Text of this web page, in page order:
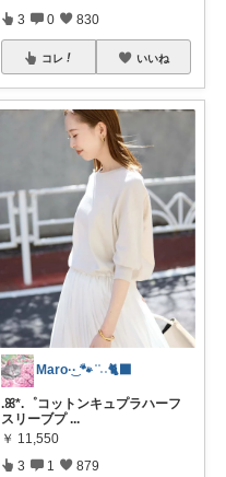
3 0 830
コレ いいね
Maro·͜· 🐾 ͗ ͗˒˒🐈‍⬛
.ꕤ*.゜コットンキュプラハーフ
スリーブプ ...
￥ 11,550
3 1 879